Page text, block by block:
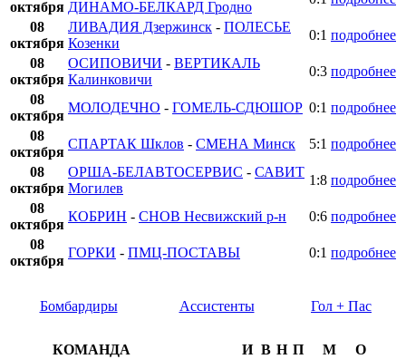
октября ДИНАМО-БЕЛКАРД Гродно
08
октября
ЛИВАДИЯ Дзержинск - ПОЛЕСЬЕ
Козенки
0:1 подробнее
08
октября
ОСИПОВИЧИ - ВЕРТИКАЛЬ
Калинковичи
0:3 подробнее
08
октября
МОЛОДЕЧНО - ГОМЕЛЬ-СДЮШОР 0:1 подробнее
08
октября
СПАРТАК Шклов - СМЕНА Минск 5:1 подробнее
08
октября
ОРША-БЕЛАВТОСЕРВИС - САВИТ
Могилев
1:8 подробнее
08
октября
КОБРИН - СНОВ Несвижский р-н 0:6 подробнее
08
октября
ГОРКИ - ПМЦ-ПОСТАВЫ 0:1 подробнее
Бомбардиры Ассистенты Гол + Пас
КОМАНДА И В Н П М
О